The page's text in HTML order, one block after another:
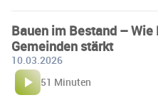
Bauen im Bestand –
Gemeinden stärkt
10.03.2026
51 Minuten